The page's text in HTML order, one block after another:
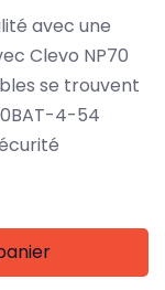
avec une
Clevo NP70
se trouvent
4-54